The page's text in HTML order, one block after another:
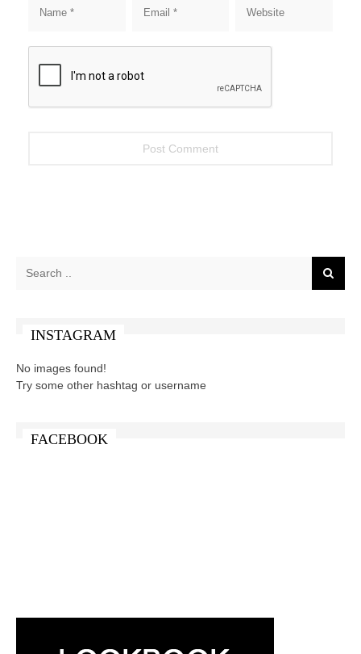
INSTAGRAM
No images found!
Try some other hashtag or username
FACEBOOK